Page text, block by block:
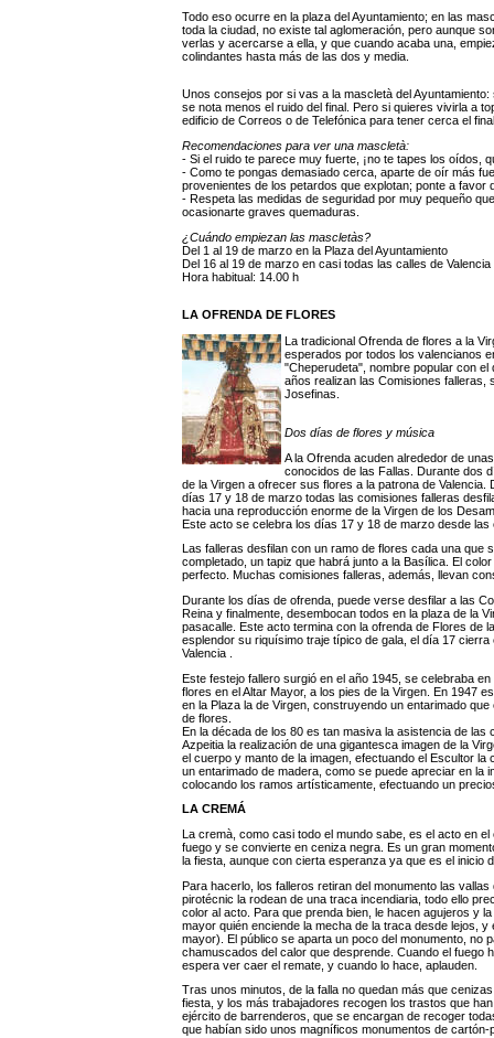
Todo eso ocurre en la plaza del Ayuntamiento; en las
toda la ciudad, no existe tal aglomeración, pero aunque
verlas y acercarse a ella, y que cuando acaba una,
colindantes hasta más de las dos y media.
Unos consejos por si vas a la mascletà del
se nota menos el ruido del final. Pero si quieres vivirla a
edificio de Correos o de Telefónica para tener cerca el
Recomendaciones para ver una mascletà:
- Si el ruido te parece muy fuerte, ¡no te tapes los oídos,
- Como te pongas demasiado cerca, aparte de oír más
provenientes de los petardos que explotan; ponte a
- Respeta las medidas de seguridad por muy pequeño
ocasionarte graves quemaduras.
¿Cuándo empiezan las mascletàs?
Del 1 al 19 de marzo en la Plaza del Ayuntamiento
Del 16 al 19 de marzo en casi todas las calles de Valencia
Hora habitual: 14.00 h
LA OFRENDA DE FLORES
La tradicional Ofrenda de flores a la
esperados por todos los valencianos
"Cheperudeta", nombre popular con
años realizan las Comisiones
Josefinas.
Dos días de flores y música
A la Ofrenda acuden alrededor de
conocidos de las Fallas. Durante dos
de la Virgen a ofrecer sus flores a la patrona de
días 17 y 18 de marzo todas las comisiones falleras
hacia una reproducción enorme de la Virgen de los
Este acto se celebra los días 17 y 18 de marzo desde las
Las falleras desfilan con un ramo de flores cada una
completado, un tapiz que habrá junto a la Basílica. El
perfecto. Muchas comisiones falleras, además, llevan
Durante los días de ofrenda, puede verse desfilar a las
Reina y finalmente, desembocan todos en la plaza de la
pasacalle. Este acto termina con la ofrenda de Flores de
esplendor su riquísimo traje típico de gala, el día 17
Valencia .
Este festejo fallero surgió en el año 1945, se celebraba
flores en el Altar Mayor, a los pies de la Virgen. En 1947
en la Plaza la de Virgen, construyendo un entarimado
de flores.
En la década de los 80 es tan masiva la asistencia de
Azpeitia la realización de una gigantesca imagen de la
el cuerpo y manto de la imagen, efectuando el Escultor
un entarimado de madera, como se puede apreciar en la
colocando los ramos artísticamente, efectuando un
LA CREMÁ
La cremà, como casi todo el mundo sabe, es el acto en
fuego y se convierte en ceniza negra. Es un gran
la fiesta, aunque con cierta esperanza ya que es el inicio
Para hacerlo, los falleros retiran del monumento las
pirotécnic la rodean de una traca incendiaria, todo ello
color al acto. Para que prenda bien, le hacen agujeros y
mayor quién enciende la mecha de la traca desde lejos,
mayor). El público se aparta un poco del monumento, no
chamuscados del calor que desprende. Cuando el fuego
espera ver caer el remate, y cuando lo hace, aplauden.
Tras unos minutos, de la falla no quedan más que
fiesta, y los más trabajadores recogen los trastos que
ejército de barrenderos, que se encargan de recoger
que habían sido unos magníficos monumentos de